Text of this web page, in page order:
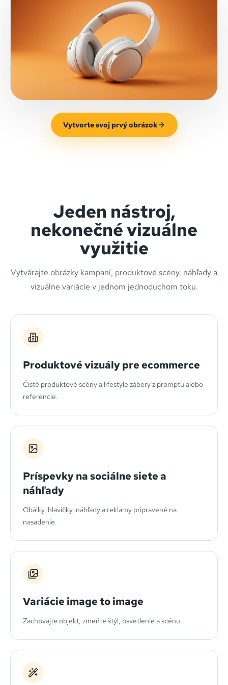
Vytvorte svoj prvý obrázok
Jeden nástroj,
nekonečné vizuálne
využitie
Vytvárajte obrázky kampaní, produktové scény, náhľady a
vizuálne variácie v jednom jednoduchom toku.
Produktové vizuály pre ecommerce
Čisté produktové scény a lifestyle zábery z promptu alebo
referencie.
Príspevky na sociálne siete a
náhľady
Obálky, hlavičky, náhľady a reklamy pripravené na
nasadenie.
Variácie image to image
Zachovajte objekt, zmeňte štýl, osvetlenie a scénu.